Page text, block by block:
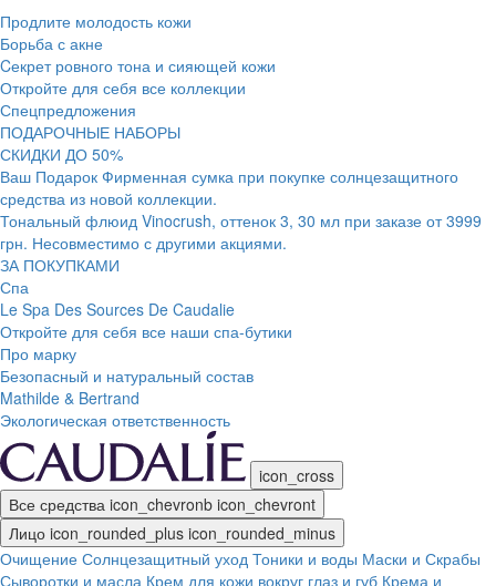
Продлите молодость кожи
Борьба с акне
Cекрет ровного тона и сияющей кожи
Откройте для себя все коллекции
Спецпредложения
ПОДАРОЧНЫЕ НАБОРЫ
СКИДКИ ДО 50%
Ваш Подарок Фирменная сумка при покупке солнцезащитного
средства из новой коллекции.
Тональный флюид Vinocrush, оттенок 3, 30 мл при заказе от 3999
грн. Несовместимо с другими акциями.
ЗА ПОКУПКАМИ
Спа
Le Spa Des Sources De Caudalie
Откройте для себя все наши спа-бутики
Про марку
Безопасный и натуральный состав
Mathilde & Bertrand
Экологическая ответственность
icon_cross
Все средства icon_chevronb icon_chevront
Лицо icon_rounded_plus icon_rounded_minus
Очищение Солнцезащитный уход Тоники и воды Маски и Скрабы
Сыворотки и масла Крем для кожи вокруг глаз и губ Крема и